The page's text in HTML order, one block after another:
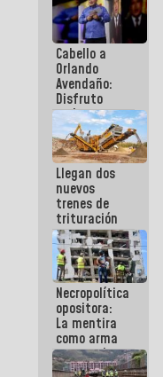
Cabello a
Orlando
Avendaño:
Disfruto
cada vez
que escribes
porque lo
que haces
es
embarrarla
Llegan dos
nuevos
trenes de
trituración
para
optimizar
manejo de
escombros
en La Guaira
Necropolítica
opositora:
La mentira
como arma
contra el
Pueblo